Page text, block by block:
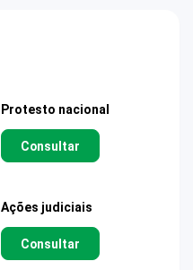
Protesto nacional
Consultar
Ações judiciais
Consultar